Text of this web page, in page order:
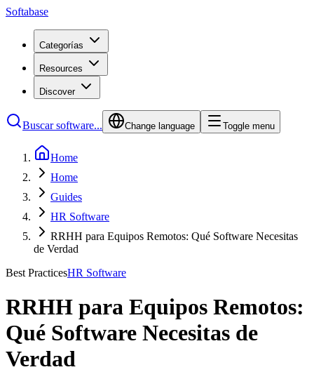
Softabase
Categorías
Resources
Discover
Buscar software... Change language Toggle menu
Home
Home
Guides
HR Software
RRHH para Equipos Remotos: Qué Software Necesitas
de Verdad
Best PracticesHR Software
RRHH para Equipos Remotos:
Qué Software Necesitas de
Verdad